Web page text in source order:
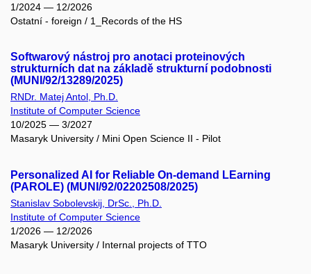
1/2024 — 12/2026
Ostatní - foreign / 1_Records of the HS
Softwarový nástroj pro anotaci proteinových
strukturních dat na základě strukturní podobnosti
(MUNI/92/13289/2025)
RNDr. Matej Antol, Ph.D.
Institute of Computer Science
10/2025 — 3/2027
Masaryk University / Mini Open Science II - Pilot
Personalized AI for Reliable On-demand LEarning
(PAROLE) (MUNI/92/02202508/2025)
Stanislav Sobolevskij, DrSc., Ph.D.
Institute of Computer Science
1/2026 — 12/2026
Masaryk University / Internal projects of TTO